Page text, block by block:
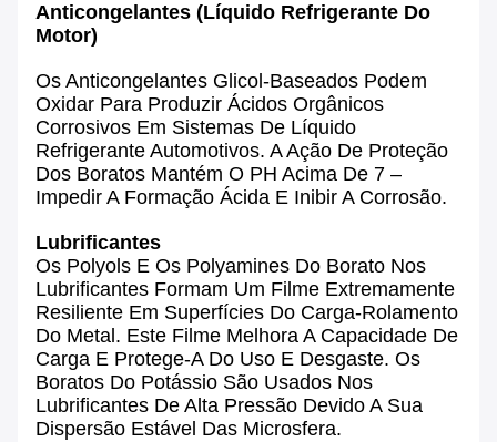
Anticongelantes (líquido Refrigerante Do
Motor)
Os Anticongelantes Glicol-Baseados Podem
Oxidar Para Produzir Ácidos Orgânicos
Corrosivos Em Sistemas De Líquido
Refrigerante Automotivos. A Ação De Proteção
Dos Boratos Mantém O PH Acima De 7 –
Impedir A Formação Ácida E Inibir A Corrosão.
Lubrificantes
Os Polyols E Os Polyamines Do Borato Nos
Lubrificantes Formam Um Filme Extremamente
Resiliente Em Superfícies Do Carga-Rolamento
Do Metal. Este Filme Melhora A Capacidade De
Carga E Protege-A Do Uso E Desgaste. Os
Boratos Do Potássio São Usados Nos
Lubrificantes De Alta Pressão Devido A Sua
Dispersão Estável Das Microsfera.